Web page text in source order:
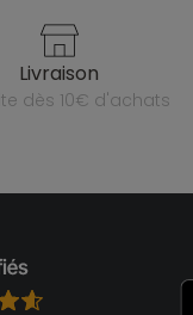
livraison
dès 10€ d'achats